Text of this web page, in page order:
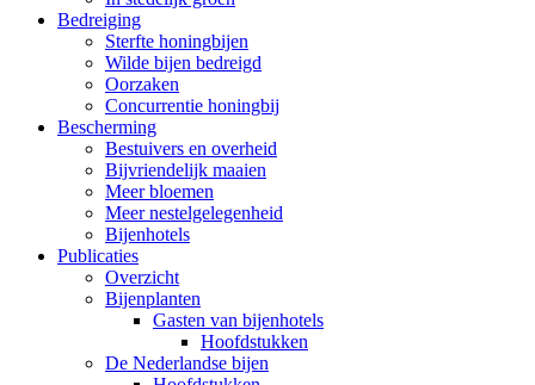
Bedreiging
Sterfte honingbijen
Wilde bijen bedreigd
Oorzaken
Concurrentie honingbij
Bescherming
Bestuivers en overheid
Bijvriendelijk maaien
Meer bloemen
Meer nestelgelegenheid
Bijenhotels
Publicaties
Overzicht
Bijenplanten
Gasten van bijenhotels
Hoofdstukken
De Nederlandse bijen